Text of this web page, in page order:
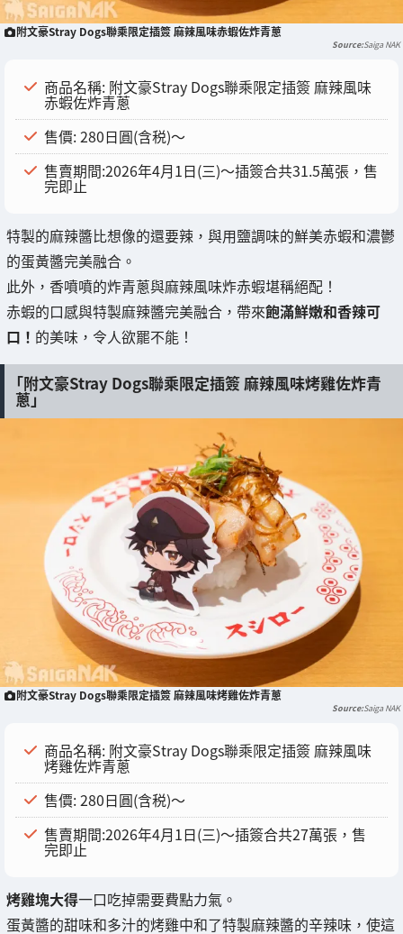
附文豪Stray Dogs聯乘限定插簽 麻辣風味赤蝦佐炸青蔥
Saiga NAK
商品名稱: 附文豪Stray Dogs聯乘限定插簽 麻辣風味
赤蝦佐炸青蔥
售價: 280日圓(含税)～
售賣期間:2026年4月1日(三)～插簽合共31.5萬張，售
完即止
特製的麻辣醬比想像的還要辣，與用鹽調味的鮮美赤蝦和濃鬱
的蛋黃醬完美融合。
此外，香噴噴的炸青蔥與麻辣風味炸赤蝦堪稱絕配！
赤蝦的口感與特製麻辣醬完美融合，帶來飽滿鮮嫩和香辣可
口！ 的美味，令人欲罷不能！
「附文豪Stray Dogs聯乘限定插簽 麻辣風味烤雞佐炸青
蔥」
附文豪Stray Dogs聯乘限定插簽 麻辣風味烤雞佐炸青蔥
Saiga NAK
商品名稱: 附文豪Stray Dogs聯乘限定插簽 麻辣風味
烤雞佐炸青蔥
售價: 280日圓(含税)～
售賣期間:2026年4月1日(三)～插簽合共27萬張，售
完即止
烤雞塊大得一口吃掉需要費點力氣。
蛋黃醬的甜味和多汁的烤雞中和了特製麻辣醬的辛辣味，使這